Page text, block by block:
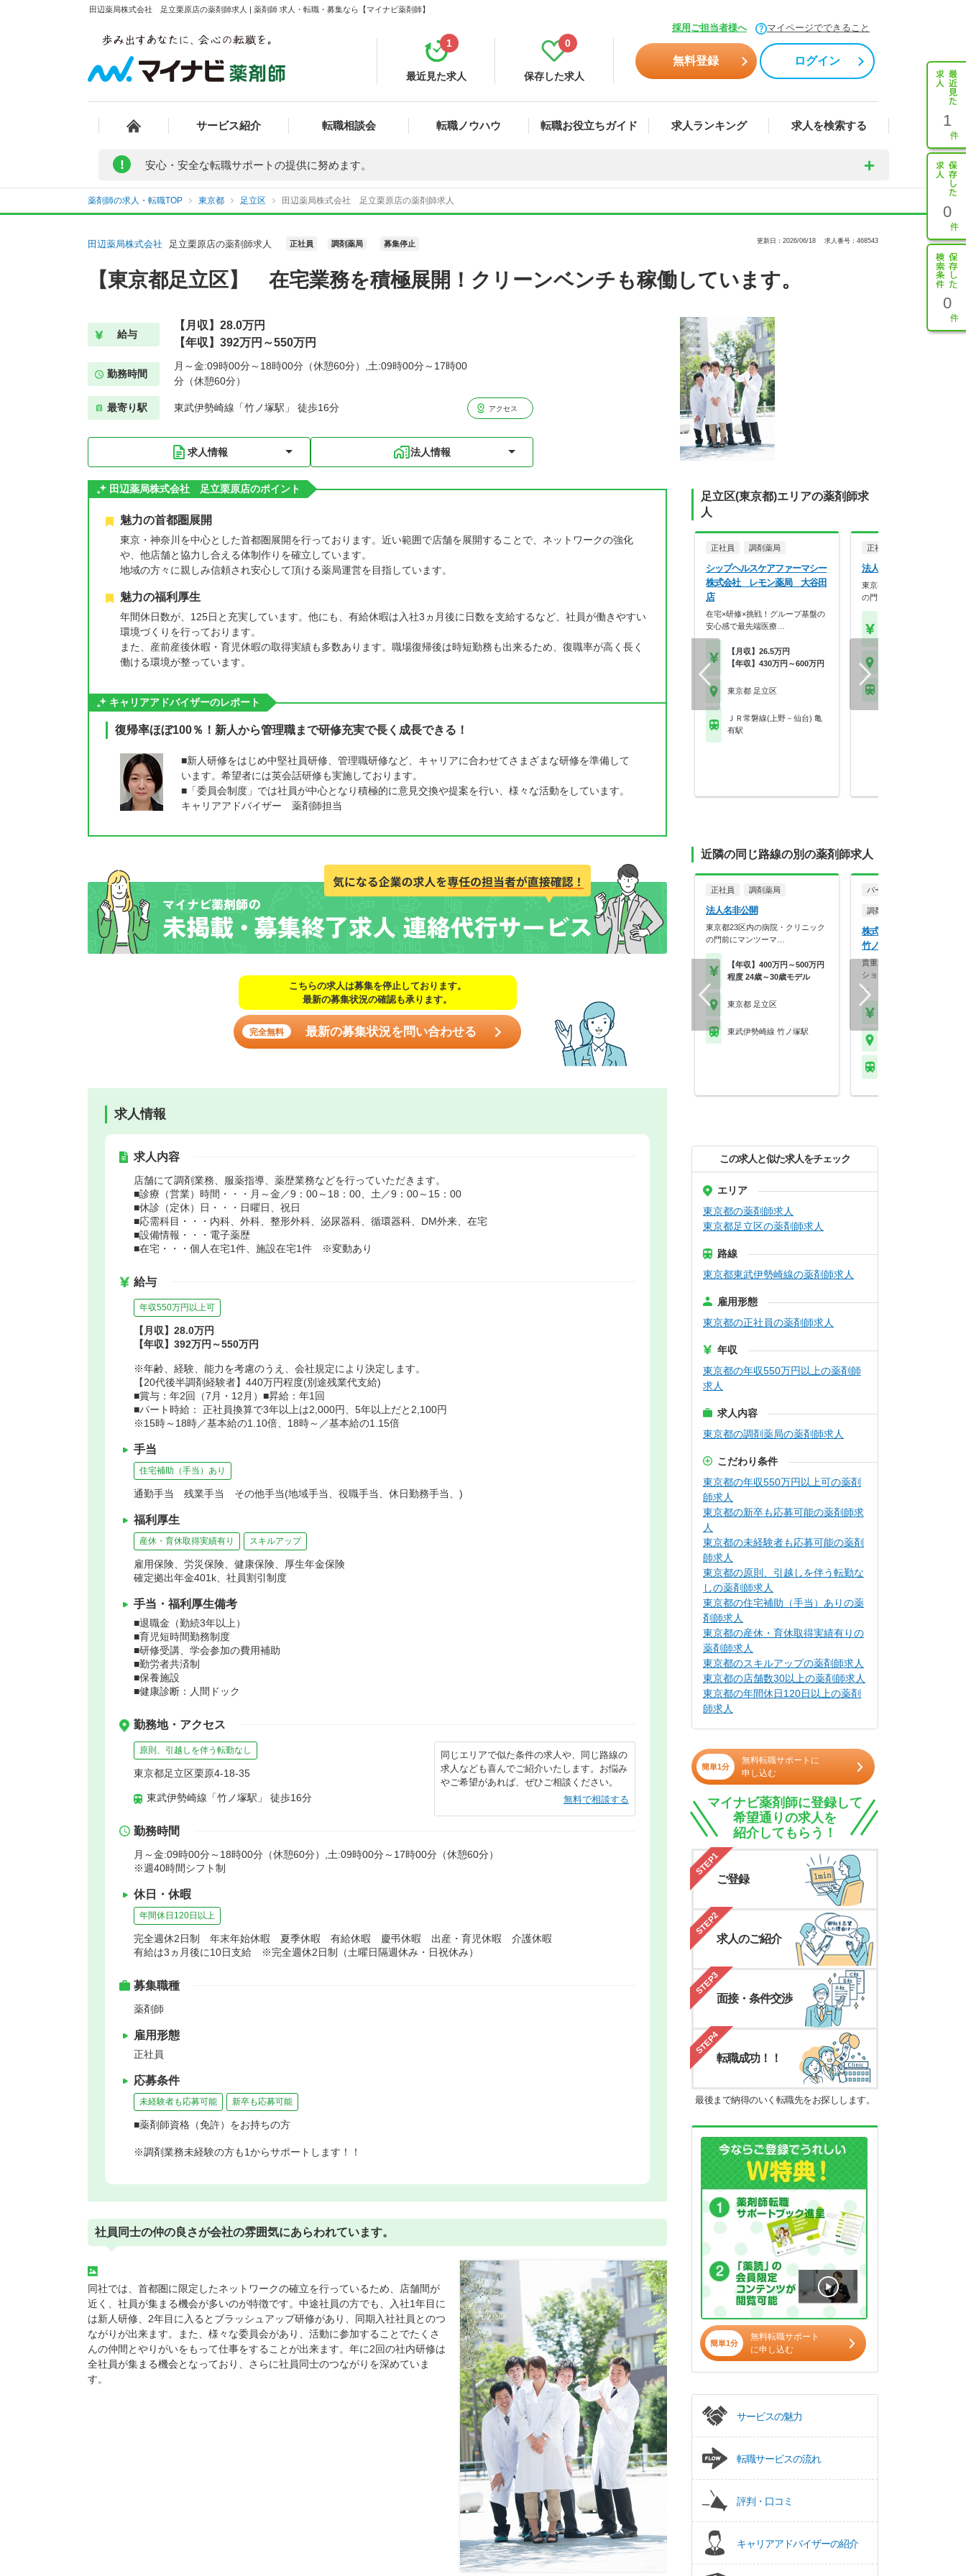
田辺薬局株式会社 足立栗原店の薬剤師求人 | 薬剤師 求人・転職・募集なら【マイナビ薬剤師】
採用ご担当者様へ マイページでできること
最近見た求人
1
保存した求人
0
無料登録 ログイン
サービス紹介 転職相談会 転職ノウハウ 転職お役立ちガイド 求人ランキング 求人を検索する 1
0
0
! 安心・安全な転職サポートの提供に努めます。
薬剤師の求人・転職TOP 東京都 足立区 田辺薬局株式会社 足立栗原店の薬剤師求人
田辺薬局株式会社 足立栗原店の薬剤師求人 正社員 調剤薬局 募集停止 更新日：2026/06/18 求人番号：468543
【東京都足立区】 在宅業務を積極展開！クリーンベンチも稼働しています。
給与
【月収】28.0万円
【年収】392万円～550万円
勤務時間
月～金:09時00分～18時00分（休憩60分）,土:09時00分～17時00
分（休憩60分）
最寄り駅 東武伊勢崎線「竹ノ塚駅」 徒歩16分 アクセス
求人情報 法人情報
田辺薬局株式会社 足立栗原店のポイント
魅力の首都圏展開
東京・神奈川を中心とした首都圏展開を行っております。近い範囲で店舗を展開することで、ネットワークの強化
や、他店舗と協力し合える体制作りを確立しています。
地域の方々に親しみ信頼され安心して頂ける薬局運営を目指しています。
魅力の福利厚生
年間休日数が、125日と充実しています。他にも、有給休暇は入社3ヵ月後に日数を支給するなど、社員が働きやすい
環境づくりを行っております。
また、産前産後休暇・育児休暇の取得実績も多数あります。職場復帰後は時短勤務も出来るため、復職率が高く長く
働ける環境が整っています。
キャリアアドバイザーのレポート
復帰率ほぼ100％！新人から管理職まで研修充実で長く成長できる！
■新人研修をはじめ中堅社員研修、管理職研修など、キャリアに合わせてさまざまな研修を準備して
います。希望者には英会話研修も実施しております。
■「委員会制度」では社員が中心となり積極的に意見交換や提案を行い、様々な活動をしています。
キャリアアドバイザー 薬剤師担当
こちらの求人は募集を停止しております。
最新の募集状況の確認も承ります。
完全無料 最新の募集状況を問い合わせる
求人情報
求人内容
店舗にて調剤業務、服薬指導、薬歴業務などを行っていただきます。
■診療（営業）時間・・・月～金／9：00～18：00、土／9：00～15：00
■休診（定休）日・・・日曜日、祝日
■応需科目・・・内科、外科、整形外科、泌尿器科、循環器科、DM外来、在宅
■設備情報・・・電子薬歴
■在宅・・・個人在宅1件、施設在宅1件 ※変動あり
給与
年収550万円以上可
【月収】28.0万円
【年収】392万円～550万円
※年齢、経験、能力を考慮のうえ、会社規定により決定します。
【20代後半調剤経験者】440万円程度(別途残業代支給)
■賞与：年2回（7月・12月）■昇給：年1回
■パート時給： 正社員換算で3年以上は2,000円、5年以上だと2,100円
※15時～18時／基本給の1.10倍、18時～／基本給の1.15倍
手当
住宅補助（手当）あり
通勤手当 残業手当 その他手当(地域手当、役職手当、休日勤務手当、)
福利厚生
産休・育休取得実績有り スキルアップ
雇用保険、労災保険、健康保険、厚生年金保険
確定拠出年金401k、社員割引制度
手当・福利厚生備考
■退職金（勤続3年以上）
■育児短時間勤務制度
■研修受講、学会参加の費用補助
■勤労者共済制
■保養施設
■健康診断：人間ドック
勤務地・アクセス
原則、引越しを伴う転勤なし
東京都足立区栗原4-18-35
東武伊勢崎線「竹ノ塚駅」 徒歩16分
同じエリアで似た条件の求人や、同じ路線の
求人なども喜んでご紹介いたします。お悩み
やご希望があれば、ぜひご相談ください。
無料で相談する
勤務時間
月～金:09時00分～18時00分（休憩60分）,土:09時00分～17時00分（休憩60分）
※週40時間シフト制
休日・休暇
年間休日120日以上
完全週休2日制 年末年始休暇 夏季休暇 有給休暇 慶弔休暇 出産・育児休暇 介護休暇
有給は3ヵ月後に10日支給 ※完全週休2日制（土曜日隔週休み・日祝休み）
募集職種
薬剤師
雇用形態
正社員
応募条件
未経験者も応募可能 新卒も応募可能
■薬剤師資格（免許）をお持ちの方
※調剤業務未経験の方も1からサポートします！！
社員同士の仲の良さが会社の雰囲気にあらわれています。
同社では、首都圏に限定したネットワークの確立を行っているため、店舗間が
近く、社員が集まる機会が多いのが特徴です。中途社員の方でも、入社1年目に
は新人研修、2年目に入るとブラッシュアップ研修があり、同期入社社員とのつ
ながりが出来ます。また、様々な委員会があり、活動に参加することでたくさ
んの仲間とやりがいをもって仕事をすることが出来ます。年に2回の社内研修は
全社員が集まる機会となっており、さらに社員同士のつながりを深めていま
す。
足立区(東京都)エリアの薬剤師求
人
正社員 調剤薬局
シップヘルスケアファーマシー
株式会社 レモン薬局 大谷田
店
在宅×研修×挑戦！グループ基盤の
安心感で最先端医療…
【月収】26.5万円
【年収】430万円～600万円
東京都 足立区
ＪＲ常磐線(上野－仙台) 亀
有駅
正社員
法人名非公開
東京都23区内の病院・クリ
の門前にマンツーマ…
近隣の同じ路線の別の薬剤師求人
正社員 調剤薬局
法人名非公開
東京都23区内の病院・クリニック
の門前にマンツーマ…
【年収】400万円～500万円
程度 24歳～30歳モデル
東京都 足立区
東武伊勢崎線 竹ノ塚駅
パート・アルバイト
調剤薬局
株式会社セイワファーマ
竹ノ塚在宅センター
貴重な土日祝休み求人♪内勤
ションの募集です！
…
この求人と似た求人をチェック
エリア
東京都の薬剤師求人
東京都足立区の薬剤師求人
路線
東京都東武伊勢崎線の薬剤師求人
雇用形態
東京都の正社員の薬剤師求人
年収
東京都の年収550万円以上の薬剤師
求人
求人内容
東京都の調剤薬局の薬剤師求人
こだわり条件
東京都の年収550万円以上可の薬剤
師求人
東京都の新卒も応募可能の薬剤師求
人
東京都の未経験者も応募可能の薬剤
師求人
東京都の原則、引越しを伴う転勤な
しの薬剤師求人
東京都の住宅補助（手当）ありの薬
剤師求人
東京都の産休・育休取得実績有りの
薬剤師求人
東京都のスキルアップの薬剤師求人
東京都の店舗数30以上の薬剤師求人
東京都の年間休日120日以上の薬剤
師求人
簡単1分
無料転職サポートに
申し込む
マイナビ薬剤師に登録して
希望通りの求人を
紹介してもらう！
STEP1
ご登録
STEP2
求人のご紹介
STEP3
面接・条件交渉
STEP4
転職成功！！
最後まで納得のいく転職先をお探しします。
簡単1分
無料転職サポート
に申し込む
サービスの魅力
転職サービスの流れ
評判・口コミ
キャリアアドバイザーの紹介